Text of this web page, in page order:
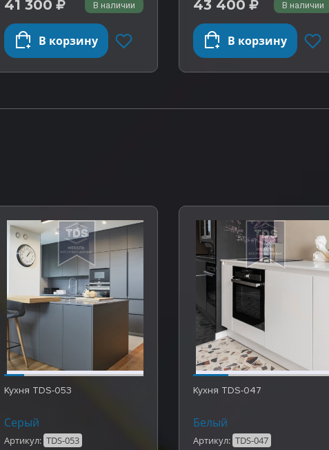
41 300 В наличии
В корзину
43 400 В наличии
В корзину
Кухня TDS-053
Серый
Артикул: TDS-053
Кухня TDS-047
Белый
Артикул: TDS-047